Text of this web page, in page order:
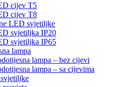
cijev T5
cijev T8
LED svjetiljke
svjetiljka IP20
svjetiljka IP65
lampa
lampa – bez cijevi
lampa – sa cijevima